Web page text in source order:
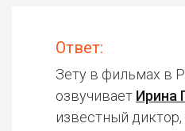
Ответ:
Зету в фильмах в
озвучивает Ирина
известный диктор,